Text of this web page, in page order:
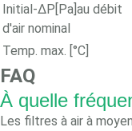
Initial-ΔP[Pa]au débit
d'air nominal
Temp. max. [°C]
FAQ
À quelle
Les filtres à air à